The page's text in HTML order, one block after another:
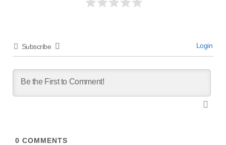
Subscribe Login
0 COMMENTS